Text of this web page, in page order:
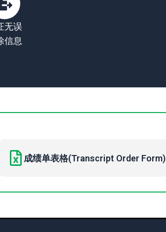
无误
信息
成绩单表格(Transcript Order Form)